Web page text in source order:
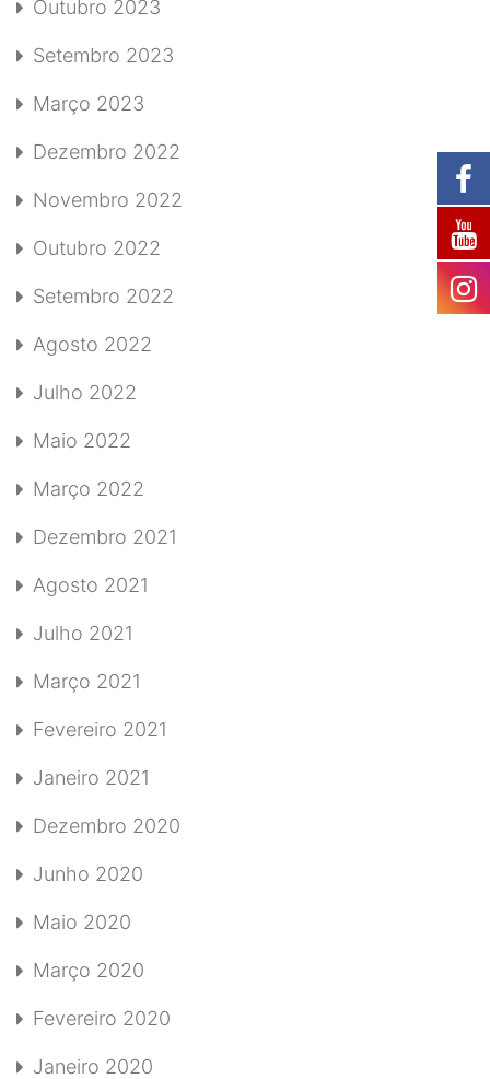
Outubro 2023
Setembro 2023
Março 2023
Dezembro 2022
Novembro 2022
Outubro 2022
Setembro 2022
Agosto 2022
Julho 2022
Maio 2022
Março 2022
Dezembro 2021
Agosto 2021
Julho 2021
Março 2021
Fevereiro 2021
Janeiro 2021
Dezembro 2020
Junho 2020
Maio 2020
Março 2020
Fevereiro 2020
Janeiro 2020